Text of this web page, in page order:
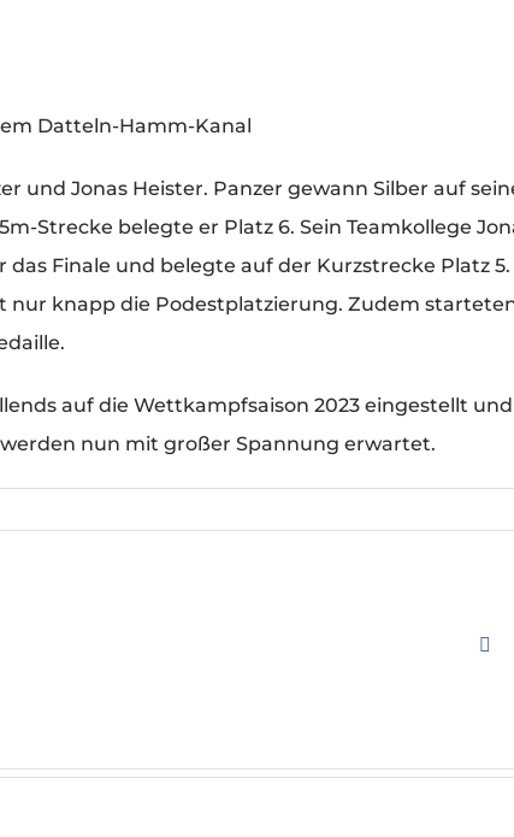
Datteln-Hamm-Kanal
und Jonas Heister. Panzer gewann Silber auf
Strecke belegte er Platz 6. Sein Teamkollege
Finale und belegte auf der Kurzstrecke Platz
knapp die Podestplatzierung. Zudem
auf die Wettkampfsaison 2023 eingestellt
nun mit großer Spannung erwartet.